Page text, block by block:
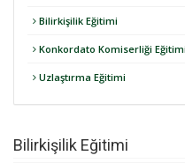
Bilirkişilik Eğitimi
Konkordato Komiserliği Eğitimi
Uzlaştırma Eğitimi
Bilirkişilik Eğitimi